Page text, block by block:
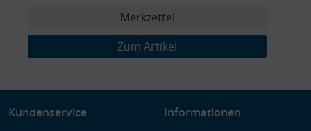
Merkzettel
Zum Artikel
Kundenservice Informationen